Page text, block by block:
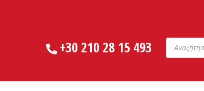
+30 210 28 15 493 Products
search